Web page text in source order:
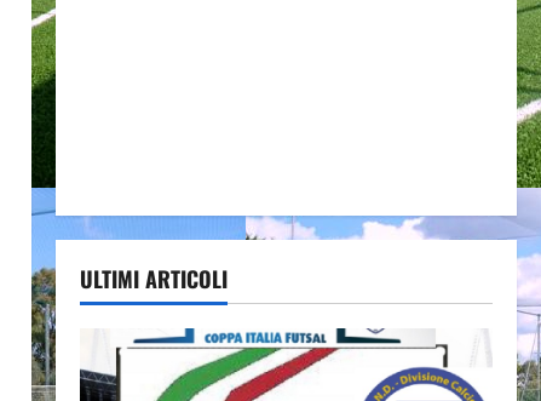
ULTIMI ARTICOLI